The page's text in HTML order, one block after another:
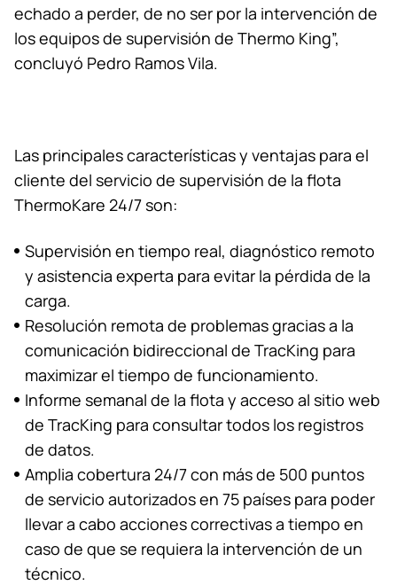
echado a perder, de no ser por la intervención de
los equipos de supervisión de Thermo King”,
concluyó Pedro Ramos Vila.
Las principales características y ventajas para el
cliente del servicio de supervisión de la flota
ThermoKare 24/7 son:
Supervisión en tiempo real, diagnóstico remoto
y asistencia experta para evitar la pérdida de la
carga.
Resolución remota de problemas gracias a la
comunicación bidireccional de TracKing para
maximizar el tiempo de funcionamiento.
Informe semanal de la flota y acceso al sitio web
de TracKing para consultar todos los registros
de datos.
Amplia cobertura 24/7 con más de 500 puntos
de servicio autorizados en 75 países para poder
llevar a cabo acciones correctivas a tiempo en
caso de que se requiera la intervención de un
técnico.